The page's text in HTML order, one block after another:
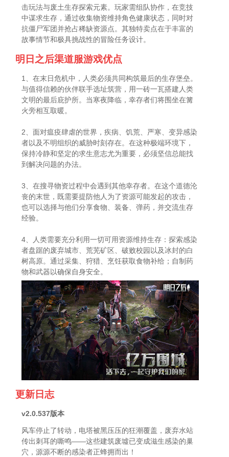
击玩法与废土生存探索元素。玩家需组队协作，在竞技
中谋求生存，通过收集物资维持角色健康状态，同时对
抗僵尸军团并抢占稀缺资源点。其独特卖点在于丰富的
故事情节和极具挑战性的冒险任务设计。
明日之后渠道服游戏优点
1、在末日危机中，人类必须共同构筑最后的生存堡垒。
与值得信赖的伙伴联手选址筑营，用一砖一瓦搭建人类
文明的最后庇护所。当寒夜降临，幸存者们将围坐在篝
火旁相互取暖。
2、面对瘟疫肆虐的世界，疾病、饥荒、严寒、变异感染
者以及不明组织的威胁时刻存在。在这种极端环境下，
保持冷静和坚定的求生意志尤为重要，必须坚信总能找
到解决问题的办法。
3、在搜寻物资过程中会遇到其他幸存者。在这个道德沦
丧的末世，既需要提防他人为了资源可能发起的攻击，
也可以选择与他们分享食物、装备、弹药，并交流生存
经验。
4、人类需要充分利用一切可用资源维持生存：探索感染
者盘踞的废弃城市、荒芜矿区、破败校园以及冰封的白
树高原。通过采集、狩猎、烹饪获取食物补给；自制药
物和武器以确保自身安全。
更新日志
v2.0.537版本
风车停止了转动，电塔被黑压压的狂潮覆盖，废弃水站
传出刺耳的嘶鸣——这些建筑废墟已变成滋生感染的巢
穴，源源不断的感染者正蜂拥而出！